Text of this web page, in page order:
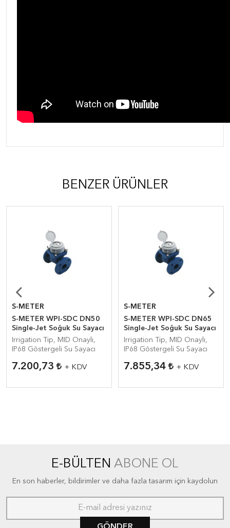
BENZER ÜRÜNLER
S-METER
S-METER WPI-SDC DN50
Single-Jet Soğuk Su Sayacı
Irrigation Tip, MID Onaylı,
IP68 Göstergeli Su Sayacı
7.200,73 + KDV
S-METER
S-METER WPI-SDC DN65
Single-Jet Soğuk Su Sayacı
Irrigation Tip, MID Onaylı,
IP68 Göstergeli Su Sayacı
7.855,34 + KDV
E-BÜLTEN ABONE OL
En son haberler, bildirimler ve daha fazla tasarım için kaydolun